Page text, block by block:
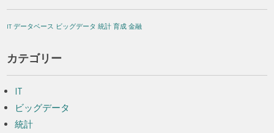
IT データベース ビッグデータ 統計 育成 金融
カテゴリー
IT
ビッグデータ
統計